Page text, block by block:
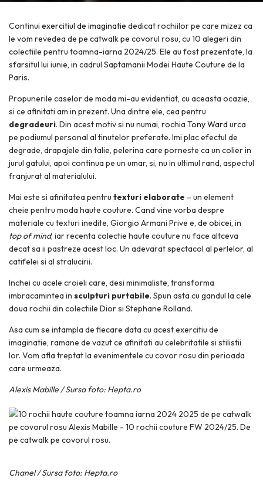
Continui exercitiul de imaginatie dedicat rochiilor pe care mizez ca
le vom revedea de pe catwalk pe covorul rosu, cu 10 alegeri din
colectiile pentru toamna-iarna 2024/25. Ele au fost prezentate, la
sfarsitul lui iunie, in cadrul Saptamanii Modei Haute Couture de la
Paris.
Propunerile caselor de moda mi-au evidentiat, cu aceasta ocazie,
si ce afinitati am in prezent. Una dintre ele, cea pentru
degradeuri. Din acest motiv si nu numai, rochia Tony Wardurca
pe podiumul personal al tinutelor preferate. Imi plac efectul de
degrade, drapajele din talie, pelerina care porneste ca un colier in
jurul gatului, apoi continua pe un umar, si, nu in ultimul rand, aspectul
franjurat al materialului.
Mai este si afinitatea pentru texturi elaborate – un element
cheie pentru moda haute couture. Cand vine vorba despre
materiale cu texturi inedite, Giorgio Armani Prive e, de obicei, in
top of mind, iar recenta colectie haute couture nu face altceva
decat sa ii pastreze acest loc. Un adevarat spectacol al perlelor, al
catifelei si al stralucirii.
Inchei cu acele croieli care, desi minimaliste, transforma
imbracamintea in sculpturi purtabile. Spun asta cu gandul la cele
doua rochii din colectiile Dior si Stephane Rolland.
Asa cum se intampla de fiecare data cu acest exercitiu de
imaginatie, ramane de vazut ce afinitati au celebritatile si stilistii
lor. Vom afla treptat la evenimentele cu covor rosu din perioada
care urmeaza.
Alexis Mabille / Sursa foto: Hepta.ro
Chanel / Sursa foto: Hepta.ro